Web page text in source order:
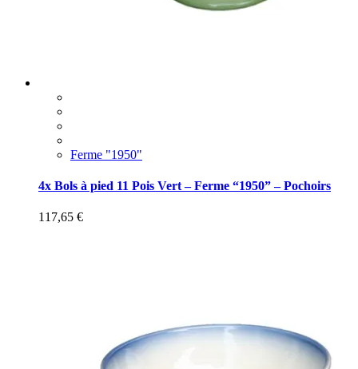
Ferme "1950"
4x Bols à pied 11 Pois Vert – Ferme “1950” – Pochoirs
117,65 €